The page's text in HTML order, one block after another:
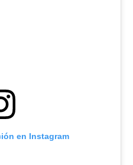
en Instagram